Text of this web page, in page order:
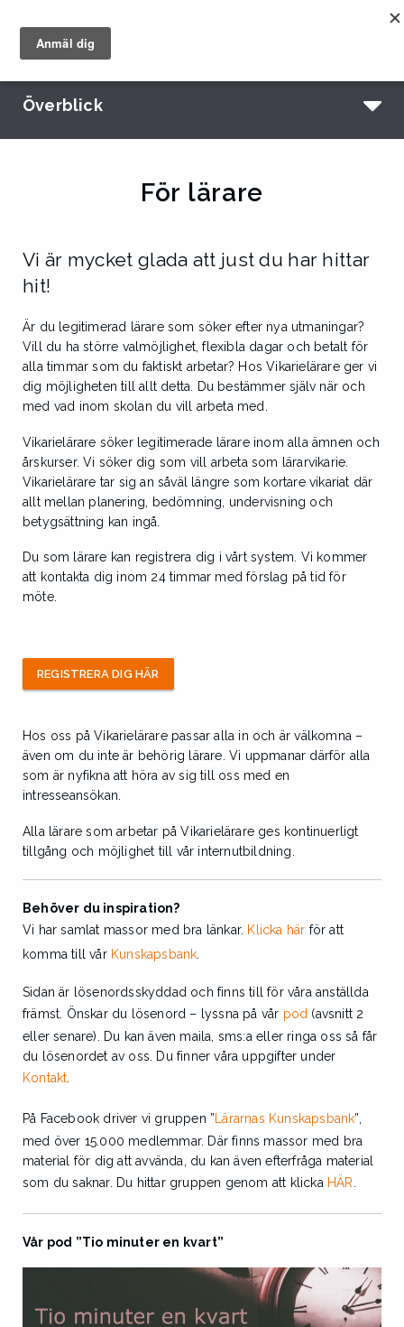
Överblick
För lärare
Vi är mycket glada att just du har hittar
hit!
Är du legitimerad lärare som söker efter nya utmaningar?
Vill du ha större valmöjlighet, flexibla dagar och betalt för
alla timmar som du faktiskt arbetar? Hos Vikarielärare ger vi
dig möjligheten till allt detta. Du bestämmer själv när och
med vad inom skolan du vill arbeta med.
Vikarielärare söker legitimerade lärare inom alla ämnen och
årskurser. Vi söker dig som vill arbeta som lärarvikarie.
Vikarielärare tar sig an såväl längre som kortare vikariat där
allt mellan planering, bedömning, undervisning och
betygsättning kan ingå.
Du som lärare kan registrera dig i vårt system. Vi kommer
att kontakta dig inom 24 timmar med förslag på tid för
möte.
REGISTRERA DIG HÄR
Hos oss på Vikarielärare passar alla in och är välkomna –
även om du inte är behörig lärare. Vi uppmanar därför alla
som är nyfikna att höra av sig till oss med en
intresseansökan.
Alla lärare som arbetar på Vikarielärare ges kontinuerligt
tillgång och möjlighet till vår internutbildning.
Behöver du inspiration?
Vi har samlat massor med bra länkar. Klicka här för att
komma till vår Kunskapsbank
Sidan är lösenordsskyddad och finns till för våra anställda
främst. Önskar du lösenord – lyssna på vår pod (avsnitt 2
eller senare). Du kan även maila, sms:a eller ringa oss så får
du lösenordet av oss. Du finner våra uppgifter under
Kontakt
På Facebook driver vi gruppen ” Lärarnas Kunskapsbank”,
med över 15.000 medlemmar. Där finns massor med bra
material för dig att avvända, du kan även efterfråga material
som du saknar. Du hittar gruppen genom att klicka HÄR
Vår pod ”Tio minuter en kvart”